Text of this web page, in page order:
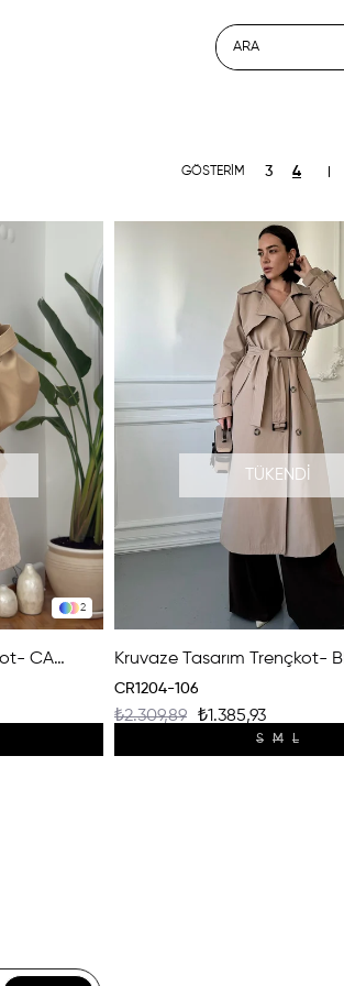
2
Kısa Kemerli Premium Trençkot- CAMEL
TÜKENDI
Kruvaze Tasarım Trençkot-
CR1204-106
₺1.385,93
₺2.309,89
S M L